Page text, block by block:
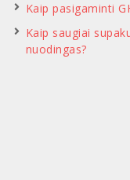
Kaip pasigaminti
Kaip saugiai
nuodingas?